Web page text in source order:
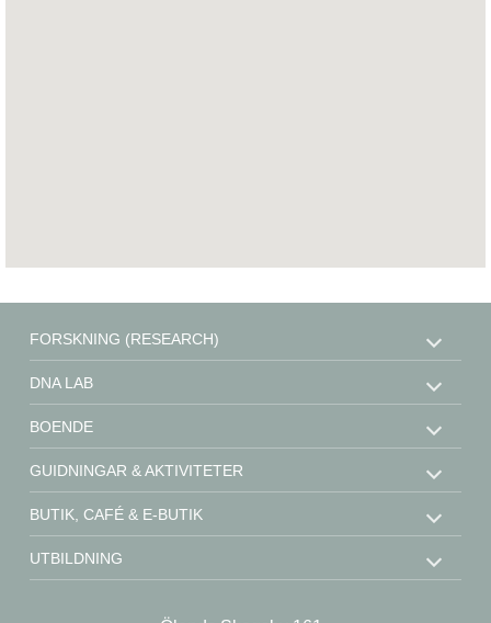
FORSKNING (RESEARCH)
DNA LAB
BOENDE
GUIDNINGAR & AKTIVITETER
BUTIK, CAFÉ & E-BUTIK
UTBILDNING